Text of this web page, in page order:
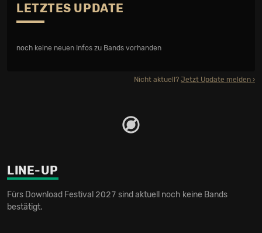
LETZTES UPDATE
noch keine neuen Infos zu Bands vorhanden
Nicht aktuell? Jetzt Update melden
LINE-UP
Fürs Download Festival 2027 sind aktuell noch keine Bands
bestätigt.